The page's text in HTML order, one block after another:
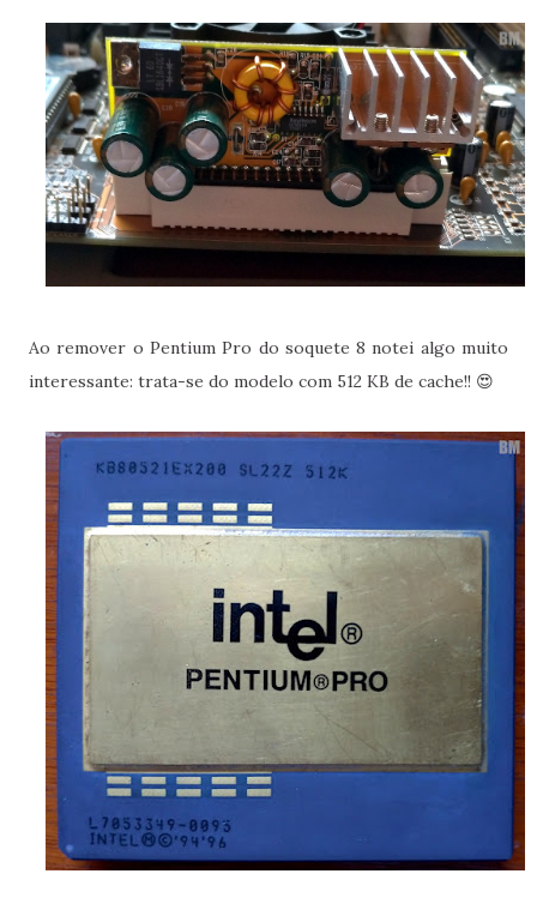
Ao remover o Pentium Pro do soquete 8 notei algo muito
interessante: trata-se do modelo com 512 KB de cache!! 😍